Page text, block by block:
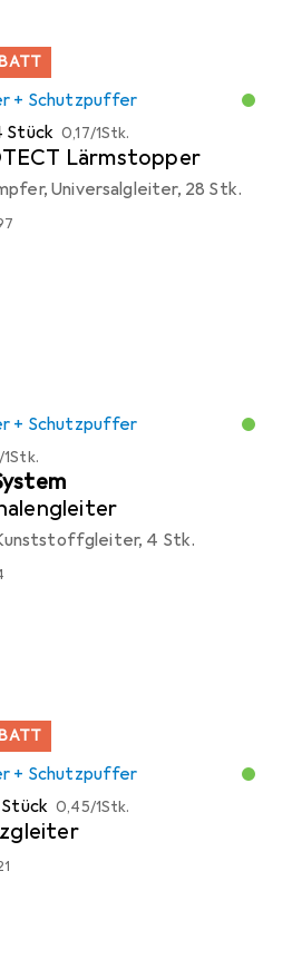
+ Schutzpuffer
Stück EUR
0,17/1Stk.
Lärmstopper
Universalgleiter, 28 Stk.
+ Schutzpuffer
/1Stk.
4 Stk.
+ Schutzpuffer
EUR
0,45/1Stk.